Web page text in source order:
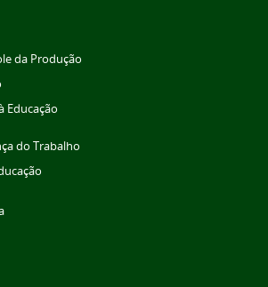
da Produção
Educação
do Trabalho